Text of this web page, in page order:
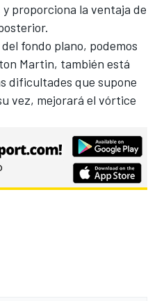
proporciona la ventaja de
fondo plano, podemos
Martin, también está
dificultades que supone
vez, mejorará el vórtice